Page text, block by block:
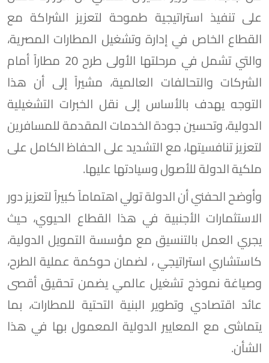
على تنفيذ استراتيجية طموحة لتعزيز الشراكة مع
القطاع الخاص في إدارة وتشغيل المطارات المصرية،
والتي تشمل في مرحلتها الأولى طرح 20 مطاراً أمام
الشركات والتحالفات العالمية، مشيراً إلى أن هذا
التوجه يهدف بالأساس إلى نقل الخبرات التشغيلية
الدولية، وتحسين جودة الخدمات المقدمة للمسافرين
لتعزيز تنافسيتها، مع التشديد على الحفاظ الكامل على
ملكية الدولة للأصول وسيادتها عليها.
وأوضح الحفني أن الدولة تولي اهتماماً كبيراً لتعزيز دور
الاستثمارات الأجنبية في هذا القطاع الحيوي، حيث
يجري العمل بالتنسيق مع مؤسسة التمويل الدولية،
كاستشاري استراتيجي ، لضمان حوكمة عملية الطرح،
وصياغة نموذج تشغيل عالمي يضمن تحقيق أقصى
عائد اقتصادي وتطوير البنية التحتية للمطارات، بما
يتماشى مع المعايير الدولية المعمول بها في هذا
الشأن.